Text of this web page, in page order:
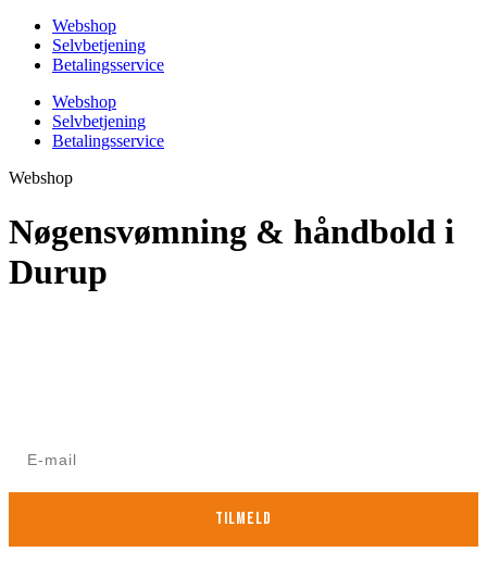
Webshop
Selvbetjening
Betalingsservice
Webshop
Selvbetjening
Betalingsservice
Webshop
Nøgensvømning & håndbold i
Durup
TILMELD